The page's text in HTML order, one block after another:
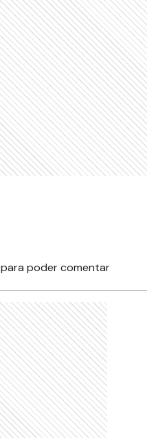
para poder comentar